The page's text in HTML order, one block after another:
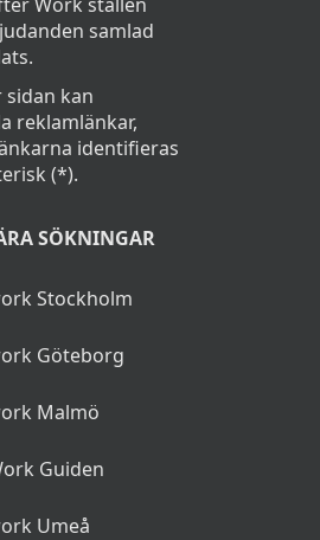
samlad
sidan kan
reklamlänkar,
identifieras
(*).
SÖKNINGAR
Stockholm
Göteborg
Malmö
Guiden
Umeå